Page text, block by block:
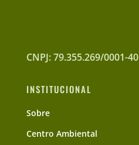
CNPJ: 79.355.269/0001-40
INSTITUCIONAL
Sobre
Centro Ambiental